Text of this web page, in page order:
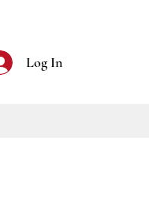
Log In